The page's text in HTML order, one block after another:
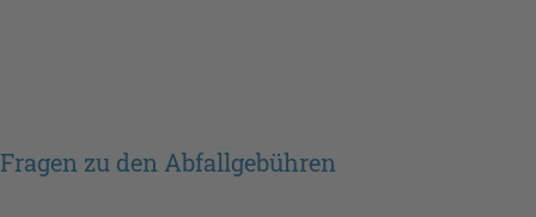
Fragen zu den Abfallgebühren